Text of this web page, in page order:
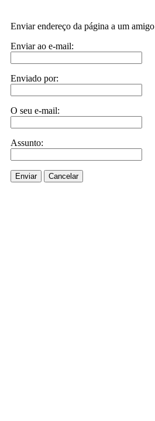
Enviar endereço da página a um amigo
Enviar ao e-mail:
Enviado por:
O seu e-mail:
Assunto:
Enviar Cancelar